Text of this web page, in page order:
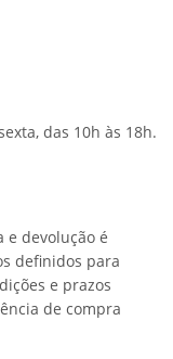
das 10h às 18h.
e devolução é
definidos para
e prazos
de compra